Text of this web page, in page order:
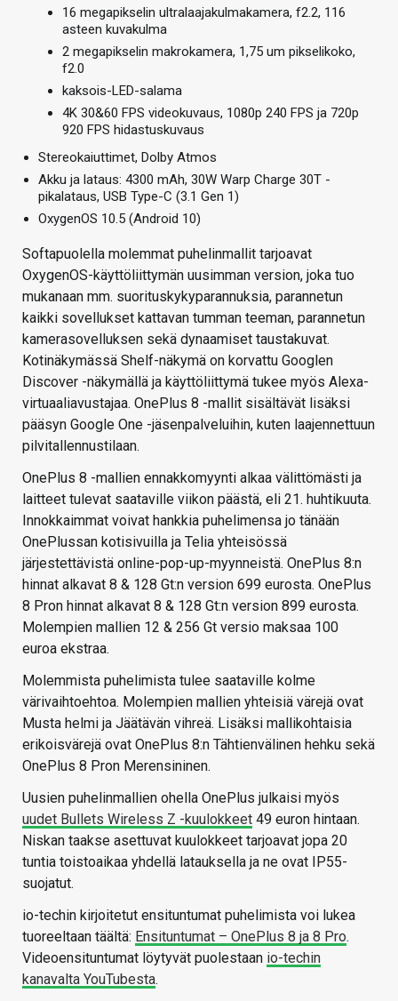
16 megapikselin ultralaajakulmakamera, f2.2, 116
asteen kuvakulma
2 megapikselin makrokamera, 1,75 um pikselikoko,
f2.0
kaksois-LED-salama
4K 30&60 FPS videokuvaus, 1080p 240 FPS ja 720p
920 FPS hidastuskuvaus
Stereokaiuttimet, Dolby Atmos
Akku ja lataus: 4300 mAh, 30W Warp Charge 30T -
pikalataus, USB Type-C (3.1 Gen 1)
OxygenOS 10.5 (Android 10)
Softapuolella molemmat puhelinmallit tarjoavat
OxygenOS-käyttöliittymän uusimman version, joka tuo
mukanaan mm. suorituskykyparannuksia, parannetun
kaikki sovellukset kattavan tumman teeman, parannetun
kamerasovelluksen sekä dynaamiset taustakuvat.
Kotinäkymässä Shelf-näkymä on korvattu Googlen
Discover -näkymällä ja käyttöliittymä tukee myös Alexa-
virtuaaliavustajaa. OnePlus 8 -mallit sisältävät lisäksi
pääsyn Google One -jäsenpalveluihin, kuten laajennettuun
pilvitallennustilaan.
OnePlus 8 -mallien ennakkomyynti alkaa välittömästi ja
laitteet tulevat saataville viikon päästä, eli 21. huhtikuuta.
Innokkaimmat voivat hankkia puhelimensa jo tänään
OnePlussan kotisivuilla ja Telia yhteisössä
järjestettävistä online-pop-up-myynneistä. OnePlus 8:n
hinnat alkavat 8 & 128 Gt:n version 699 eurosta. OnePlus
8 Pron hinnat alkavat 8 & 128 Gt:n version 899 eurosta.
Molempien mallien 12 & 256 Gt versio maksaa 100
euroa ekstraa.
Molemmista puhelimista tulee saataville kolme
värivaihtoehtoa. Molempien mallien yhteisiä värejä ovat
Musta helmi ja Jäätävän vihreä. Lisäksi mallikohtaisia
erikoisvärejä ovat OnePlus 8:n Tähtienvälinen hehku sekä
OnePlus 8 Pron Merensininen.
Uusien puhelinmallien ohella OnePlus julkaisi myös
uudet Bullets Wireless Z -kuulokkeet 49 euron hintaan.
Niskan taakse asettuvat kuulokkeet tarjoavat jopa 20
tuntia toistoaikaa yhdellä latauksella ja ne ovat IP55-
suojatut.
io-techin kirjoitetut ensituntumat puhelimista voi lukea
tuoreeltaan täältä: Ensituntumat – OnePlus 8 ja 8 Pro.
Videoensituntumat löytyvät puolestaan io-techin
kanavalta YouTubesta.